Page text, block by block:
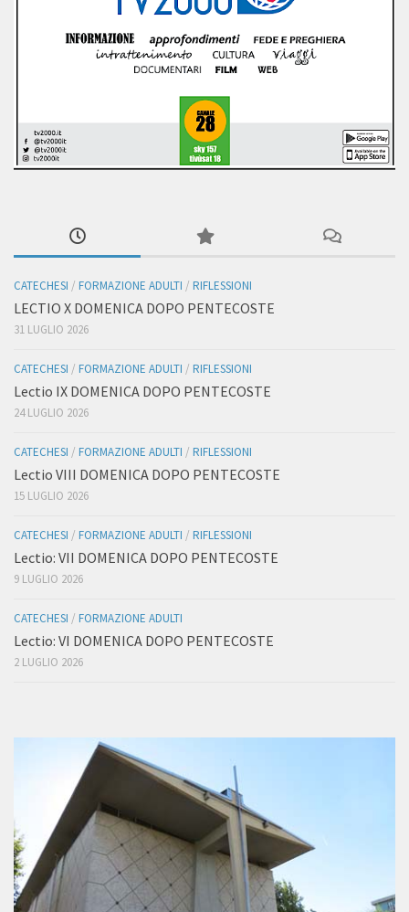
CATECHESI / FORMAZIONE ADULTI / RIFLESSIONI
LECTIO X DOMENICA DOPO PENTECOSTE
31 LUGLIO 2026
CATECHESI / FORMAZIONE ADULTI / RIFLESSIONI
Lectio IX DOMENICA DOPO PENTECOSTE
24 LUGLIO 2026
CATECHESI / FORMAZIONE ADULTI / RIFLESSIONI
Lectio VIII DOMENICA DOPO PENTECOSTE
15 LUGLIO 2026
CATECHESI / FORMAZIONE ADULTI / RIFLESSIONI
Lectio: VII DOMENICA DOPO PENTECOSTE
9 LUGLIO 2026
CATECHESI / FORMAZIONE ADULTI
Lectio: VI DOMENICA DOPO PENTECOSTE
2 LUGLIO 2026